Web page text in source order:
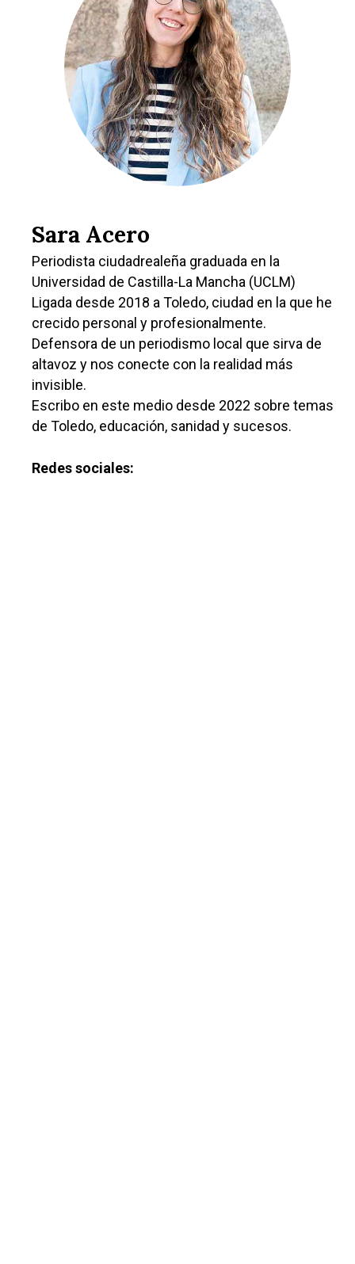
Sara Acero
Periodista ciudadrealeña graduada en la
Universidad de Castilla-La Mancha (UCLM)
Ligada desde 2018 a Toledo, ciudad en la que he
crecido personal y profesionalmente.
Defensora de un periodismo local que sirva de
altavoz y nos conecte con la realidad más
invisible.
Escribo en este medio desde 2022 sobre temas
de Toledo, educación, sanidad y sucesos.
Redes sociales:
Castilla-La
Toledo
Ciudad Real
Albacete
Cuenca
Sanidad
Economía
Educación
Cultura
Medio Ambiente
Planeta Rural
Especiales
Política
Galerías